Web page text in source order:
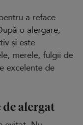
a reface
o alergare,
și este
merele, fulgii de
excelente de
alergat